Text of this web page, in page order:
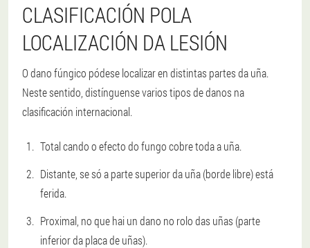
CLASIFICACIÓN POLA
LOCALIZACIÓN DA LESIÓN
O dano fúngico pódese localizar en distintas partes da uña.
Neste sentido, distínguense varios tipos de danos na
clasificación internacional.
Total cando o efecto do fungo cobre toda a uña.
Distante, se só a parte superior da uña (borde libre) está
ferida.
Proximal, no que hai un dano no rolo das uñas (parte
inferior da placa de uñas).